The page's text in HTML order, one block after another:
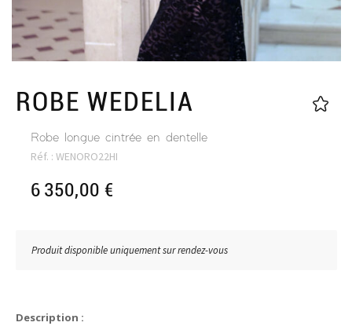
ROBE WEDELIA
Robe longue cintrée en dentelle
Réf. : WENORO22HI
6 350,00 €
Produit disponible uniquement sur rendez-vous
Description :